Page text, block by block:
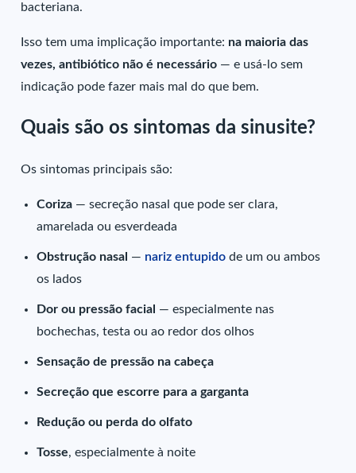
bacteriana.
Isso tem uma implicação importante: na maioria das
vezes, antibiótico não é necessário — e usá-lo sem
indicação pode fazer mais mal do que bem.
Quais são os sintomas da sinusite?
Os sintomas principais são:
Coriza — secreção nasal que pode ser clara,
amarelada ou esverdeada
Obstrução nasal — nariz entupido de um ou ambos
os lados
Dor ou pressão facial — especialmente nas
bochechas, testa ou ao redor dos olhos
Sensação de pressão na cabeça
Secreção que escorre para a garganta
Redução ou perda do olfato
Tosse, especialmente à noite